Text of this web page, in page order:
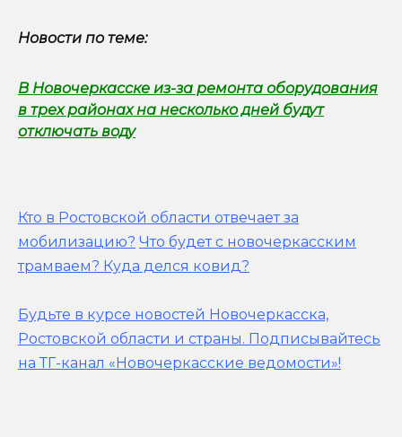
Новости по теме:
В Новочеркасске из-за ремонта оборудования
в трех районах на несколько дней будут
отключать воду
Кто в Ростовской области отвечает за
мобилизацию? Что будет с новочеркасским
трамваем? Куда делся ковид?
Будьте в курсе новостей Новочеркасска,
Ростовской области и страны. Подписывайтесь
на ТГ-канал «Новочеркасские ведомости»!